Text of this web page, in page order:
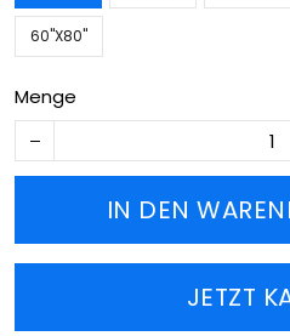
60''X80''
Menge
IN DEN
JETZT